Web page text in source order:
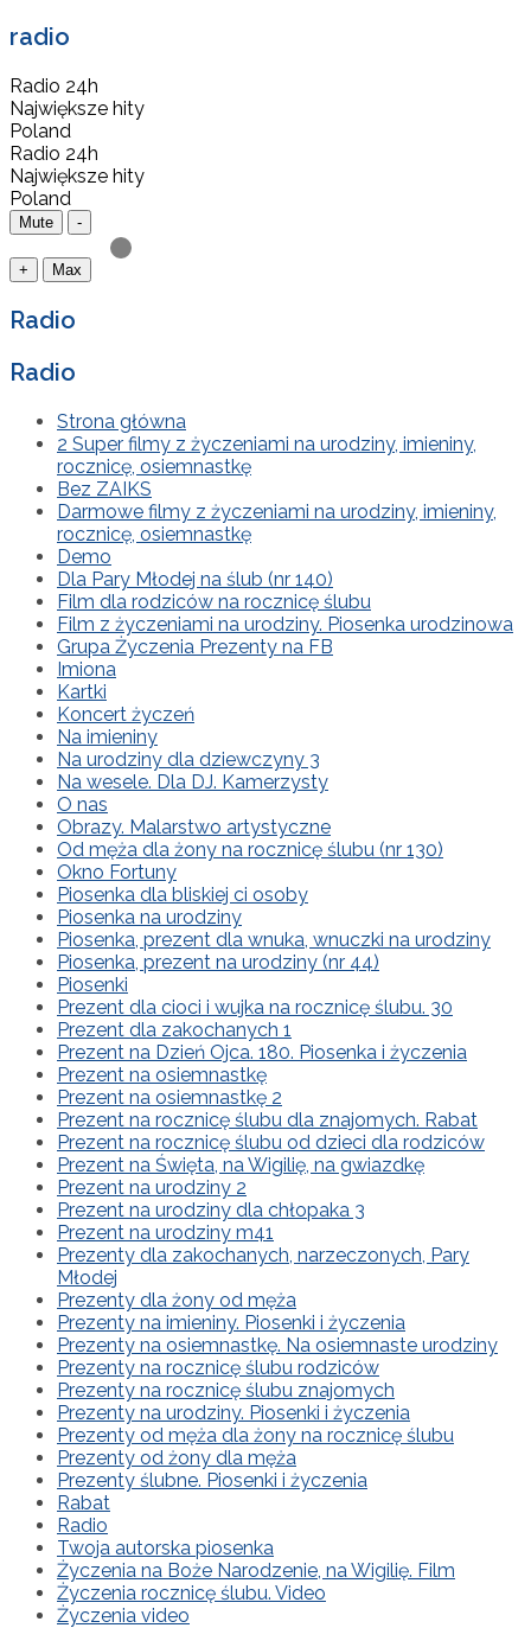
radio
Radio 24h
Największe hity
Poland
Radio 24h
Największe hity
Poland
Mute -
+ Max
Radio
Radio
Strona główna
2 Super filmy z życzeniami na urodziny, imieniny,
rocznicę, osiemnastkę
Bez ZAIKS
Darmowe filmy z życzeniami na urodziny, imieniny,
rocznicę, osiemnastkę
Demo
Dla Pary Młodej na ślub (nr 140)
Film dla rodziców na rocznicę ślubu
Film z życzeniami na urodziny. Piosenka urodzinowa
Grupa Życzenia Prezenty na FB
Imiona
Kartki
Koncert życzeń
Na imieniny
Na urodziny dla dziewczyny 3
Na wesele. Dla DJ. Kamerzysty
O nas
Obrazy. Malarstwo artystyczne
Od męża dla żony na rocznicę ślubu (nr 130)
Okno Fortuny
Piosenka dla bliskiej ci osoby
Piosenka na urodziny
Piosenka, prezent dla wnuka, wnuczki na urodziny
Piosenka, prezent na urodziny (nr 44)
Piosenki
Prezent dla cioci i wujka na rocznicę ślubu. 30
Prezent dla zakochanych 1
Prezent na Dzień Ojca. 180. Piosenka i życzenia
Prezent na osiemnastkę
Prezent na osiemnastkę 2
Prezent na rocznicę ślubu dla znajomych. Rabat
Prezent na rocznicę ślubu od dzieci dla rodziców
Prezent na Święta, na Wigilię, na gwiazdkę
Prezent na urodziny 2
Prezent na urodziny dla chłopaka 3
Prezent na urodziny m41
Prezenty dla zakochanych, narzeczonych, Pary
Młodej
Prezenty dla żony od męża
Prezenty na imieniny. Piosenki i życzenia
Prezenty na osiemnastkę. Na osiemnaste urodziny
Prezenty na rocznicę ślubu rodziców
Prezenty na rocznicę ślubu znajomych
Prezenty na urodziny. Piosenki i życzenia
Prezenty od męża dla żony na rocznicę ślubu
Prezenty od żony dla męża
Prezenty ślubne. Piosenki i życzenia
Rabat
Radio
Twoja autorska piosenka
Życzenia na Boże Narodzenie, na Wigilię. Film
Życzenia rocznicę ślubu. Video
Życzenia video